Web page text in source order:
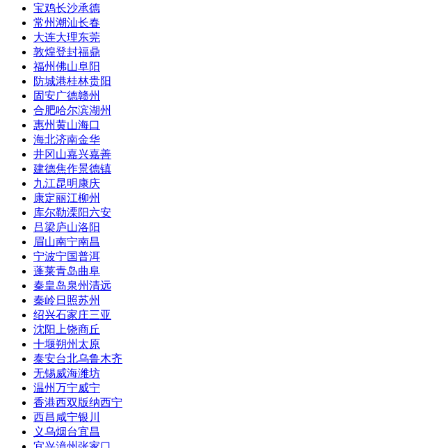
宝鸡长沙承德
常州潮汕长春
大连大理东莞
敦煌登封福鼎
福州佛山阜阳
防城港桂林贵阳
固安广德赣州
合肥哈尔滨湖州
惠州黄山海口
海北济南金华
井冈山嘉兴嘉善
建德焦作景德镇
九江昆明 康庆
康定丽江柳州
库尔勒溧阳六安
吕梁庐山洛阳
眉山南宁南昌
宁波宁国普洱
蓬莱青岛曲阜
秦皇岛泉州清远
秦岭日照苏州
绍兴石家庄三亚
沈阳 上饶商丘
十堰朔州 太原
泰安台北乌鲁木齐
无锡威海潍坊
温州万宁威宁
香港西双版纳西宁
西昌 咸宁银川
义乌烟台宜昌